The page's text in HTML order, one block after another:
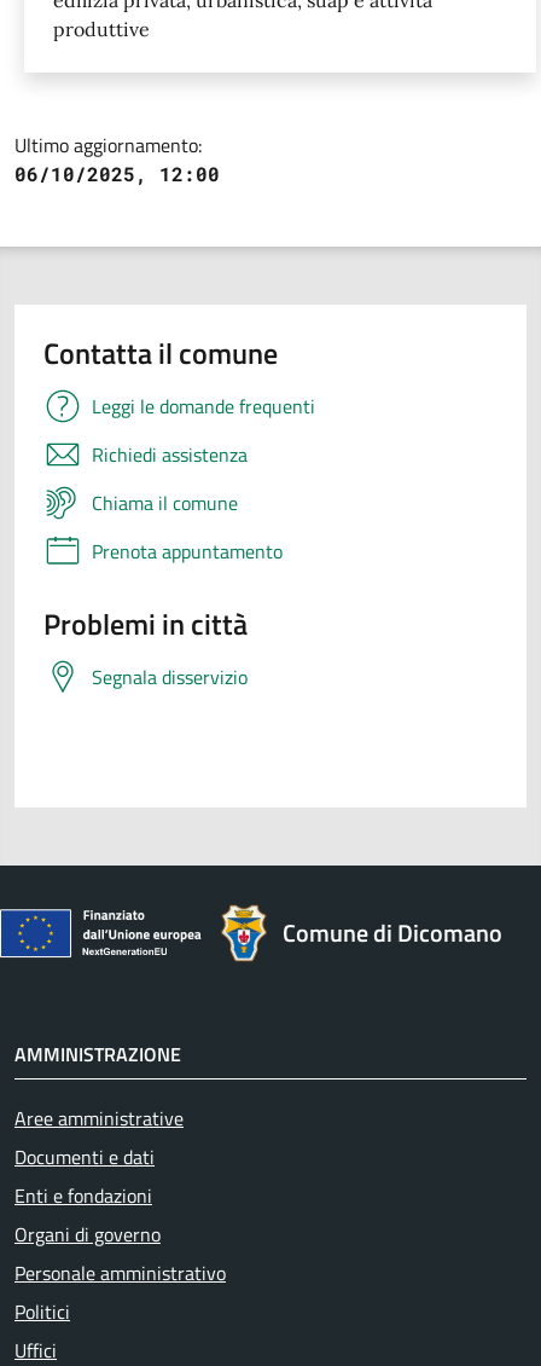
produttive
Ultimo aggiornamento:
06/10/2025, 12:00
Contatta il comune
Leggi le domande frequenti
Richiedi assistenza
Chiama il comune
Prenota appuntamento
Problemi in città
Segnala disservizio
Comune di Dicomano
AMMINISTRAZIONE
Aree amministrative
Documenti e dati
Enti e fondazioni
Organi di governo
Personale amministrativo
Politici
Uffici